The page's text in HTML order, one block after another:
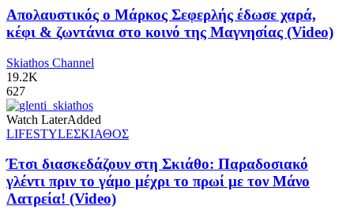
Απολαυστικός ο Μάρκος Σεφερλής έδωσε χαρά,
κέφι & ζωντάνια στο κοινό της Μαγνησίας (Video)
Skiathos Channel
19.2K
627
Watch LaterAdded
LIFESTYLEΣΚΙΑΘΟΣ
Έτσι διασκεδάζουν στη Σκιάθο: Παραδοσιακό
γλέντι πριν το γάμο μέχρι το πρωί με τον Μάνο
Λατρεία! (Video)